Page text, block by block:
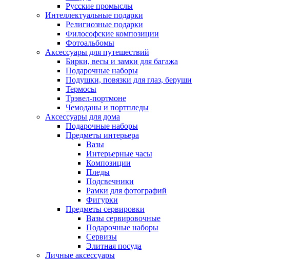
Русские промыслы
Интеллектуальные подарки
Религиозные подарки
Философские композиции
Фотоальбомы
Аксессуары для путешествий
Бирки, весы и замки для багажа
Подарочные наборы
Подушки, повязки для глаз, беруши
Термосы
Трэвел-портмоне
Чемоданы и портпледы
Аксессуары для дома
Подарочные наборы
Предметы интерьера
Вазы
Интерьерные часы
Композиции
Пледы
Подсвечники
Рамки для фотографий
Фигурки
Предметы сервировки
Вазы сервировочные
Подарочные наборы
Сервизы
Элитная посуда
Личные аксессуары